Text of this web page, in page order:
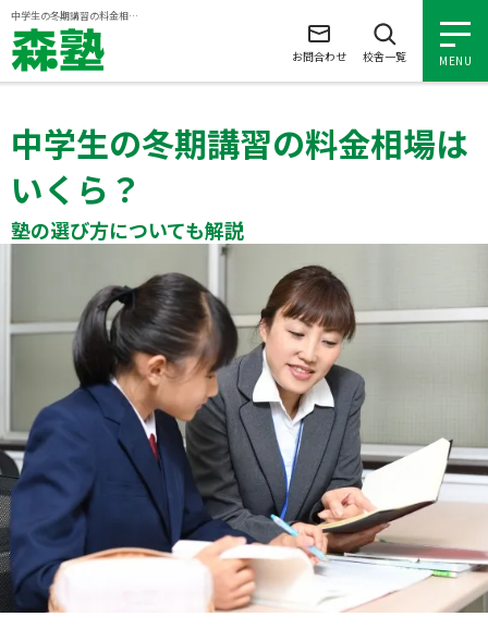
中学生の冬期講習の料金相場はいくら？塾の選び方についても解説
MENU
小学生の個別指導
中学生の個別指導
高校生の個別指導
森塾を知る
森塾を知る トップ
森塾の想い
成績アップをかなえる！森塾メソッド
森塾の授業料について
入塾について
入塾について トップ
塾の選び方
よくあるご質問
お電話はこちら
0120-602-607
お問合わせ 校舎一覧
中学生の冬期講習の料金相場は
いくら？
塾の選び方についても解説